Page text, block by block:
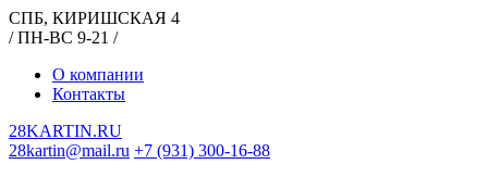
СПБ, КИРИШСКАЯ 4
/ ПН-ВС 9-21 /
О компании
Контакты
28KARTIN.RU
28kartin@mail.ru +7 (931) 300-16-88